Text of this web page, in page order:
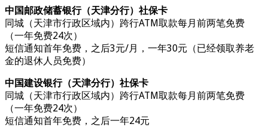
中国邮政储蓄银行（天津分行）社保卡
同城（天津市行政区域内）跨行ATM取款每月前两笔免费
（一年免费24次）
短信通知首年免费，之后3元/月，一年30元（已经领取养老
金的退休人员免费）
中国建设银行（天津分行）社保卡
同城（天津市行政区域内）跨行ATM取款每月前两笔免费
（一年免费24次）
短信通知首年免费，之后一年24元